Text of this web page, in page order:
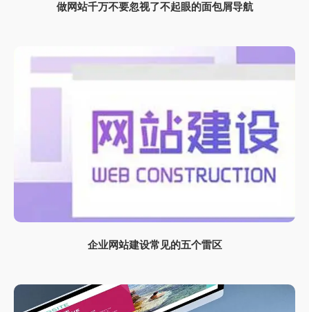
做网站千万不要忽视了不起眼的面包屑导航
企业网站建设常见的五个雷区